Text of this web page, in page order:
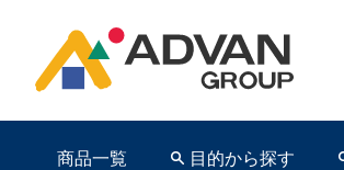
商品一覧 目的から探す